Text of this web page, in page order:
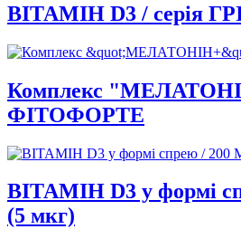
ВІТАМІН D3 / серія
Комплекс
ФІТОФОРТЕ
ВІТАМІН D3 у формі
(5 мкг)